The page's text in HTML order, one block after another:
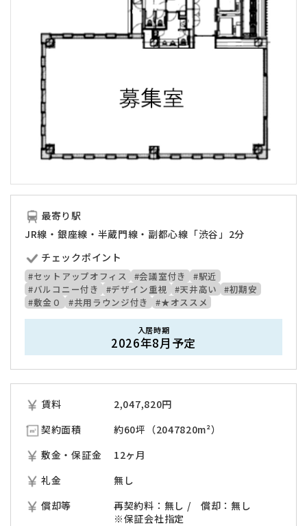
最寄り駅
JR線・銀座線・半蔵門線・副都心線「渋谷」2分
チェックポイント
#セットアップオフィス #会議室付き
#駅近
#バルコニー付き
#デザイン重視 #天井高い
#初期安
#敷金０
#共用ラウンジ付き #★オススメ
入居時期
2026年8月予定
賃料 2,047,820円
契約面積
約60坪（2047820m²）
敷金・保証金
12ヶ月
礼金
無し
償却等
再契約料：無し / 償却：無し
※保証会社指定